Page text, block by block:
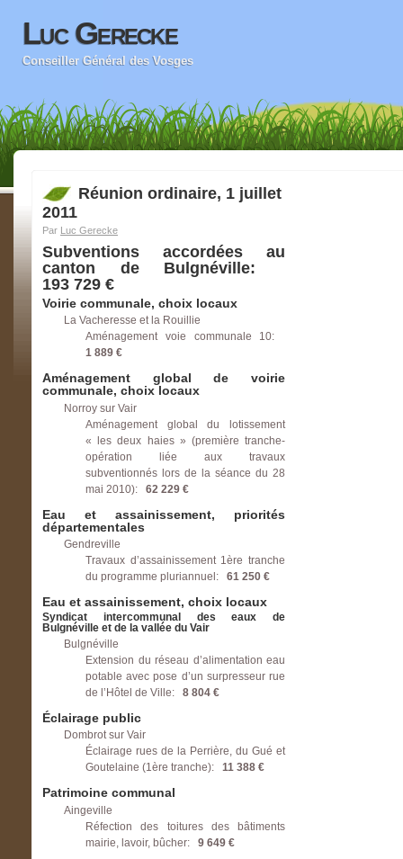
Luc Gerecke
Conseiller Général des Vosges
Réunion ordinaire, 1 juillet
2011
Par Luc Gerecke
Subventions accordées au
canton de Bulgnéville:
193 729 €
Voirie communale, choix locaux
La Vacheresse et la Rouillie
Aménagement voie communale 10:
1 889 €
Aménagement global de voirie
communale, choix locaux
Norroy sur Vair
Aménagement global du lotissement
« les deux haies » (première tranche-
opération liée aux travaux
subventionnés lors de la séance du 28
mai 2010): 62 229 €
Eau et assainissement, priorités
départementales
Gendreville
Travaux d’assainissement 1ère tranche
du programme pluriannuel: 61 250 €
Eau et assainissement, choix locaux
Syndicat intercommunal des eaux de
Bulgnéville et de la vallée du Vair
Bulgnéville
Extension du réseau d’alimentation eau
potable avec pose d’un surpresseur rue
de l’Hôtel de Ville: 8 804 €
Éclairage public
Dombrot sur Vair
Éclairage rues de la Perrière, du Gué et
Goutelaine (1ère tranche): 11 388 €
Patrimoine communal
Aingeville
Réfection des toitures des bâtiments
mairie, lavoir, bûcher: 9 649 €